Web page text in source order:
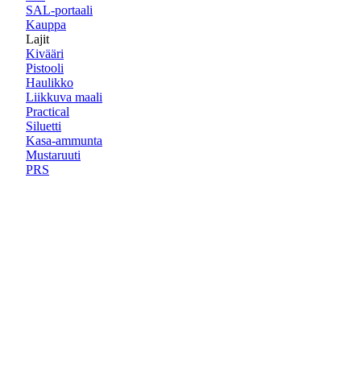
SAL-portaali
Kauppa
Lajit
Kivääri
Pistooli
Haulikko
Liikkuva maali
Practical
Siluetti
Kasa-ammunta
Mustaruuti
PRS